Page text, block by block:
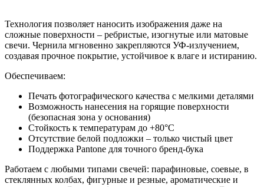
Технология позволяет наносить изображения даже на
сложные поверхности – ребристые, изогнутые или матовые
свечи. Чернила мгновенно закрепляются УФ-излучением,
создавая прочное покрытие, устойчивое к влаге и истиранию.
Обеспечиваем:
Печать фотографического качества с мелкими деталями
Возможность нанесения на горящие поверхности
(безопасная зона у основания)
Стойкость к температурам до +80°C
Отсутствие белой подложки – только чистый цвет
Поддержка Pantone для точного бренд-бука
Работаем с любыми типами свечей: парафиновые, соевые, в
стеклянных колбах, фигурные и резные, ароматические и